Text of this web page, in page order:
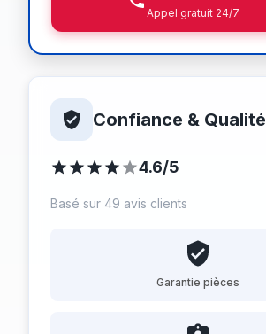
Appel gratuit 24/7
Confiance & Qualité
4.6/5
Basé sur 49 avis clients
Garantie pièces